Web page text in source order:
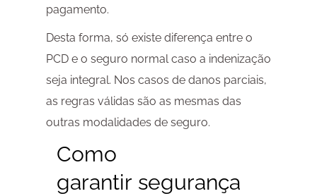
pagamento.
Desta forma, só existe diferença entre o
PCD e o seguro normal caso a indenização
seja integral. Nos casos de danos parciais,
as regras válidas são as mesmas das
outras modalidades de seguro.
Como
garantir segurança